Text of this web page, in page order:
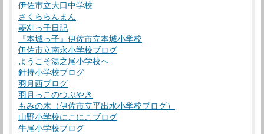
伊佐市立大口中学校
さくららんまん
菱刈っ子日記
『本城っ子』伊佐市立本城小学校
伊佐市立南永小学校ブログ
ようこそ湯之尾小学校へ
針持小学校ブログ
羽月西ブログ
羽月っこのつぶやき
もみの木（伊佐市立平出水小学校ブログ）
山野小学校にこにこブログ
牛尾小学校ブログ